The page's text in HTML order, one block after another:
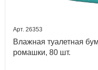
Арт. 26353
Влажная туалетная
ромашки, 80 шт.